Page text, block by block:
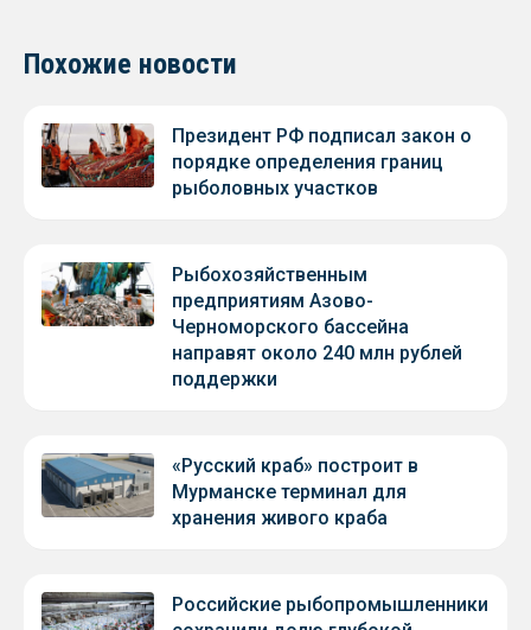
Похожие новости
Президент РФ подписал закон о
порядке определения границ
рыболовных участков
Рыбохозяйственным
предприятиям Азово-
Черноморского бассейна
направят около 240 млн рублей
поддержки
«Русский краб» построит в
Мурманске терминал для
хранения живого краба
Российские рыбопромышленники